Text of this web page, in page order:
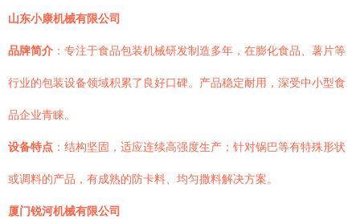
山东小康机械有限公司
品牌简介 ：专注于食品包装机械研发制造多年，在膨化食品、薯片等
行业的包装设备领域积累了良好口碑。产品稳定耐用，深受中小型食
品企业青睐。
设备特点 ：结构坚固，适应连续高强度生产；针对锅巴等有特殊形状
或调料的产品，有成熟的防卡料、均匀撒料解决方案。
厦门锐河机械有限公司